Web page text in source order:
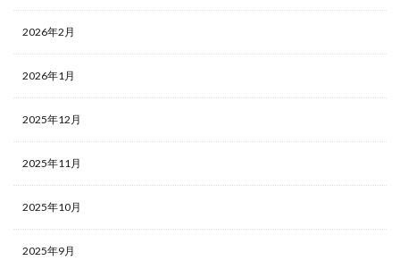
2026年2月
2026年1月
2025年12月
2025年11月
2025年10月
2025年9月